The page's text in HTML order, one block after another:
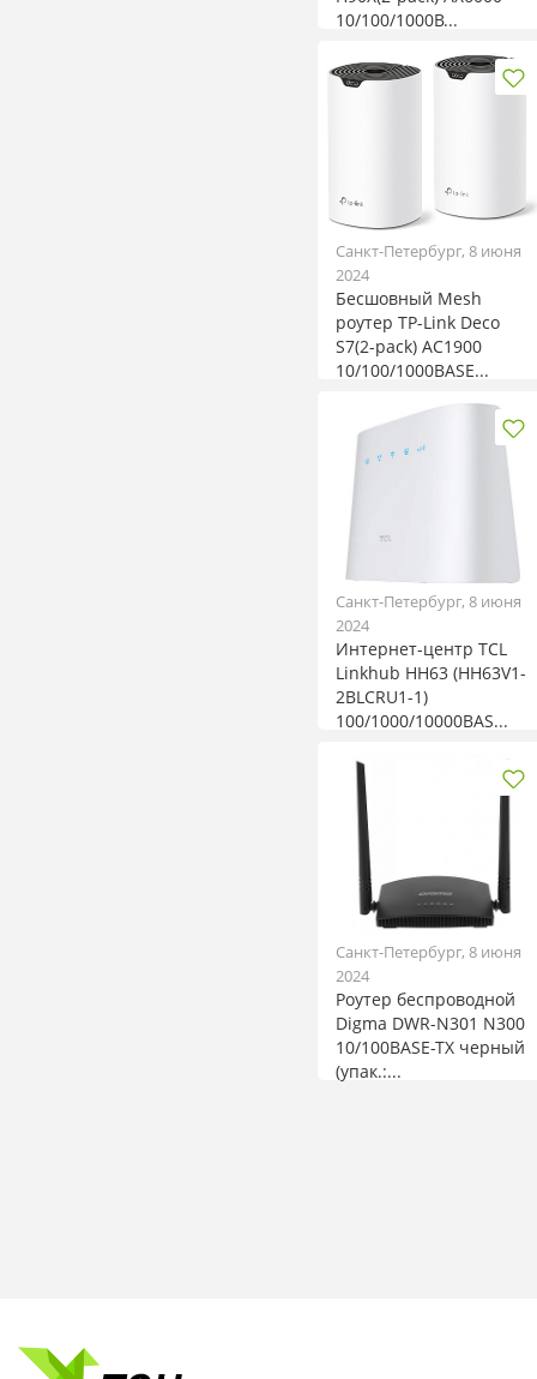
10/100/1000B...
Санкт-Петербург, 8 июня
2024
Бесшовный Mesh
роутер TP-Link Deco
S7(2-pack) AC1900
10/100/1000BASE...
Санкт-Петербург, 8 июня
2024
Интернет-центр TCL
Linkhub HH63 (HH63V1-
2BLCRU1-1)
100/1000/10000BAS...
Санкт-Петербург, 8 июня
2024
Роутер беспроводной
Digma DWR-N301 N300
10/100BASE-TX черный
(упак.:...